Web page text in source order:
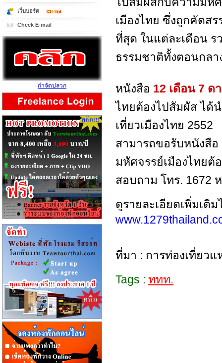
เมืองไทย ซึ่งถูกคัดส
ที่สุด ในแต่ละเดือน
ธรรมชาติทั้งตอนกล
หนังสือ 12 เดือน 7 ด
ไทยต้องไปสัมผัส ได้
เที่ยวเมืองไทย
สามารถขอรับหนังสือ
มหัศจรรย์เมืองไทยต้
สอบถาม โทร. 1672
ดูรายละเอียดเพิ่มเติ
ที่มา : การท่องเที่ยวแ
Tags : ททท.
เว็บบอร์ด
Check E-mail
กำจัดปลวก